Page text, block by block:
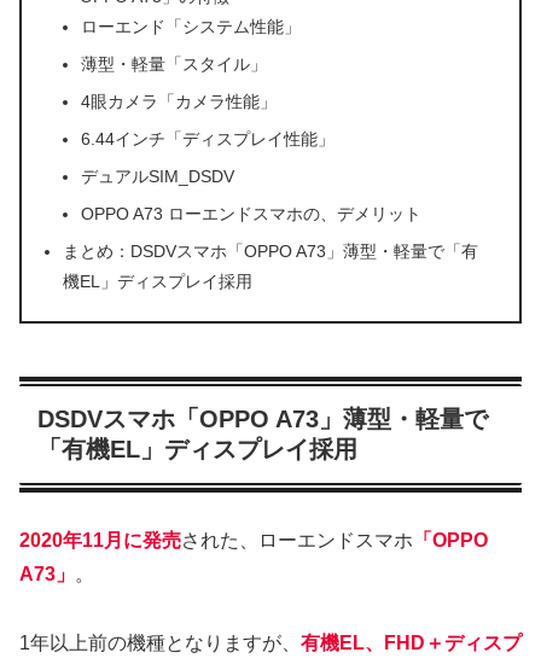
ローエンド「システム性能」
薄型・軽量「スタイル」
4眼カメラ「カメラ性能」
6.44インチ「ディスプレイ性能」
デュアルSIM_DSDV
OPPO A73 ローエンドスマホの、デメリット
まとめ：DSDVスマホ「OPPO A73」薄型・軽量で「有
機EL」ディスプレイ採用
DSDVスマホ「OPPO A73」薄型・軽量で
「有機EL」ディスプレイ採用
2020年11月に発売された、ローエンドスマホ 「OPPO
A73」 。
1年以上前の機種となりますが、 有機EL、FHD＋ディスプ